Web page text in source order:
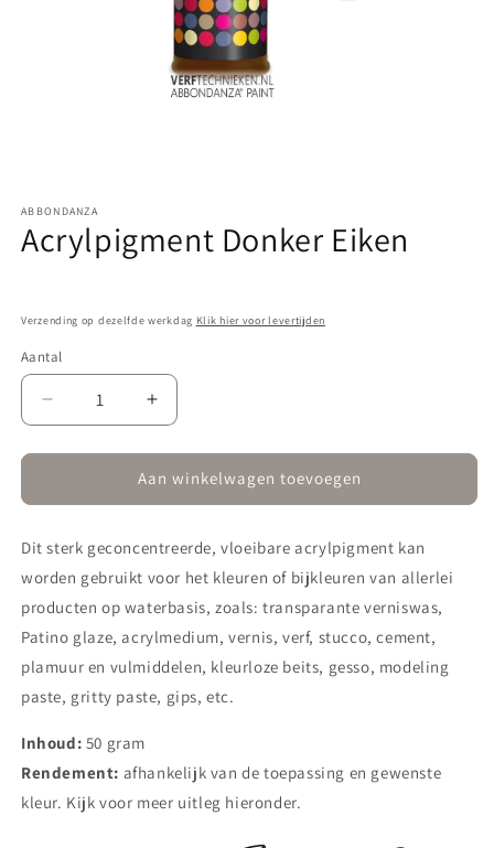
openen
in
modaal
ABBONDANZA
Acrylpigment Donker Eiken
Verzending op dezelfde werkdag Klik hier voor levertijden
Aantal
Aantal
verlagen
voor
Acrylpigment
Donker
Aantal
verhogen
voor
Acrylpigment
Donker
Aan winkelwagen toevoegen
Dit sterk geconcentreerde, vloeibare acrylpigment kan
worden gebruikt voor het kleuren of bijkleuren van allerlei
producten op waterbasis, zoals: transparante verniswas,
Patino glaze, acrylmedium, vernis, verf, stucco, cement,
plamuur en vulmiddelen, kleurloze beits, gesso, modeling
paste, gritty paste, gips, etc.
Inhoud: 50 gram
Rendement: afhankelijk van de toepassing en gewenste
kleur. Kijk voor meer uitleg hieronder.